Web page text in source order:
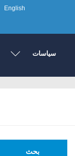
English
سياسات
بحث